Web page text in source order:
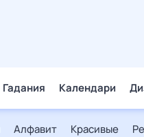
Гадания Календари
Алфавит Красивые